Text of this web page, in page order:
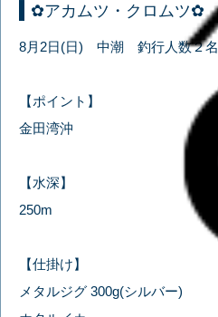
✿アカムツ・クロムツ✿
8月2日(日) 中潮 釣行人数２名
【ポイント】
金田湾沖
【水深】
250m
【仕掛け】
メタルジグ 300g(シルバー)